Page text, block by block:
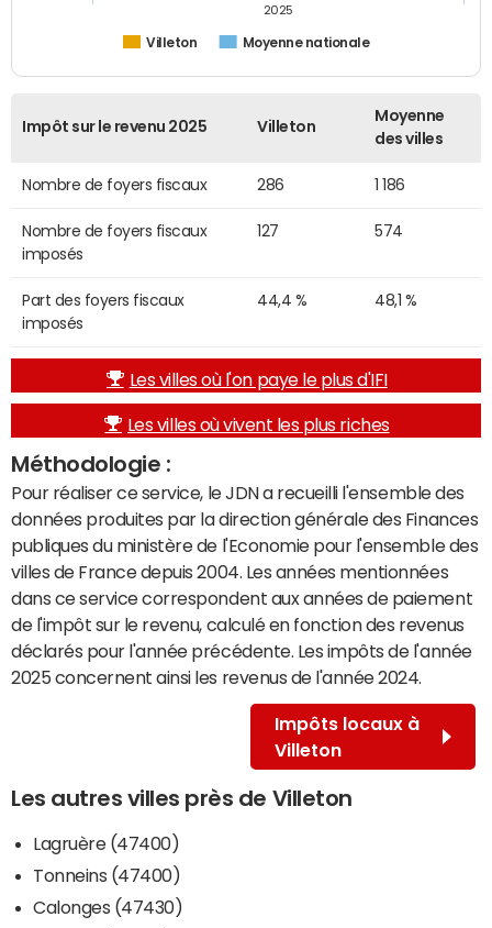
Villeton Moyenne nationale
2025
Impôt sur le revenu 2025 Villeton
Moyenne
des villes
Nombre de foyers fiscaux 286 1 186
Nombre de foyers fiscaux
imposés
127 574
Part des foyers fiscaux
imposés
44,4 % 48,1 %
Les villes où l'on paye le plus d'IFI
Les villes où vivent les plus riches
Méthodologie :
Pour réaliser ce service, le JDN a recueilli l'ensemble des
données produites par la direction générale des Finances
publiques du ministère de l'Economie pour l'ensemble des
villes de France depuis 2004. Les années mentionnées
dans ce service correspondent aux années de paiement
de l'impôt sur le revenu, calculé en fonction des revenus
déclarés pour l'année précédente. Les impôts de l'année
2025 concernent ainsi les revenus de l'année 2024.
Impôts locaux à
Villeton
Les autres villes près de Villeton
Lagruère (47400)
Tonneins (47400)
Calonges (47430)